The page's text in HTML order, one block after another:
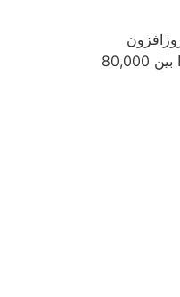
صنعت فناوری و نیاز روزافزون به توسعه نرم‌افزارها، زنان می‌توانند در این زمینه کار کنند و درآمد بالایی کسب کنند. میانگین دستمز مهندسان نرم‌افزار در کانادا بین 80,000